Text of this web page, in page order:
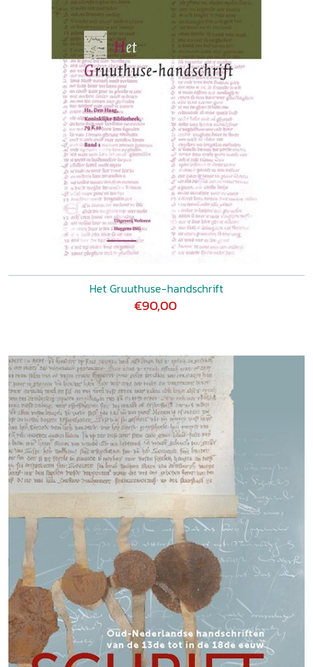
Het Gruuthuse-handschrift
€90,00